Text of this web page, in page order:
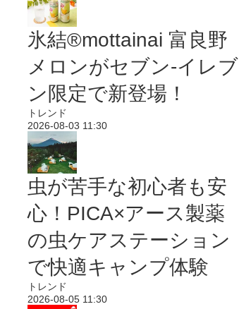
氷結®mottainai 富良野
メロンがセブン‐イレブ
ン限定で新登場！
トレンド
2026-08-03 11:30
虫が苦手な初心者も安
心！PICA×アース製薬
の虫ケアステーション
で快適キャンプ体験
トレンド
2026-08-05 11:30